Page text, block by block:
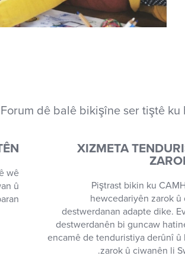
dê balê bikişîne ser tiştê
XIZMETA
Piştrast bikin ku
hewcedariyên zarok
destwerdanan adapte dike.
destwerdanên bi guncaw
encamê de tenduristiya derûnî û
zarok û ciwanên li
wê
û